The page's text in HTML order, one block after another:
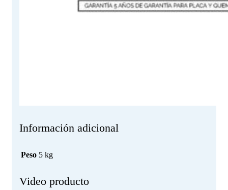
Información adicional
Peso 5 kg
Video producto